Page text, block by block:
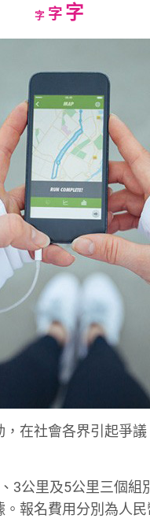
字Decrease
字Reset
字Increase
font
在社會各界引起爭
3公里及5公里三個
報名費用分別為人